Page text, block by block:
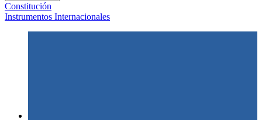
Constitución
Instrumentos Internacionales